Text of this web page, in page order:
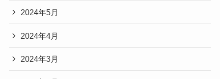
2024年5月
2024年4月
2024年3月